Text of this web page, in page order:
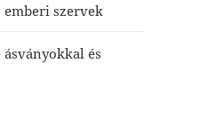
emberi szervek
ásványokkal és